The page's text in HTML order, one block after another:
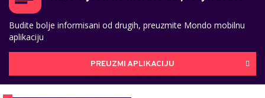
Budite bolje informisani od drugih, preuzmite Mondo mobilnu
aplikaciju
PREUZMI APLIKACIJU